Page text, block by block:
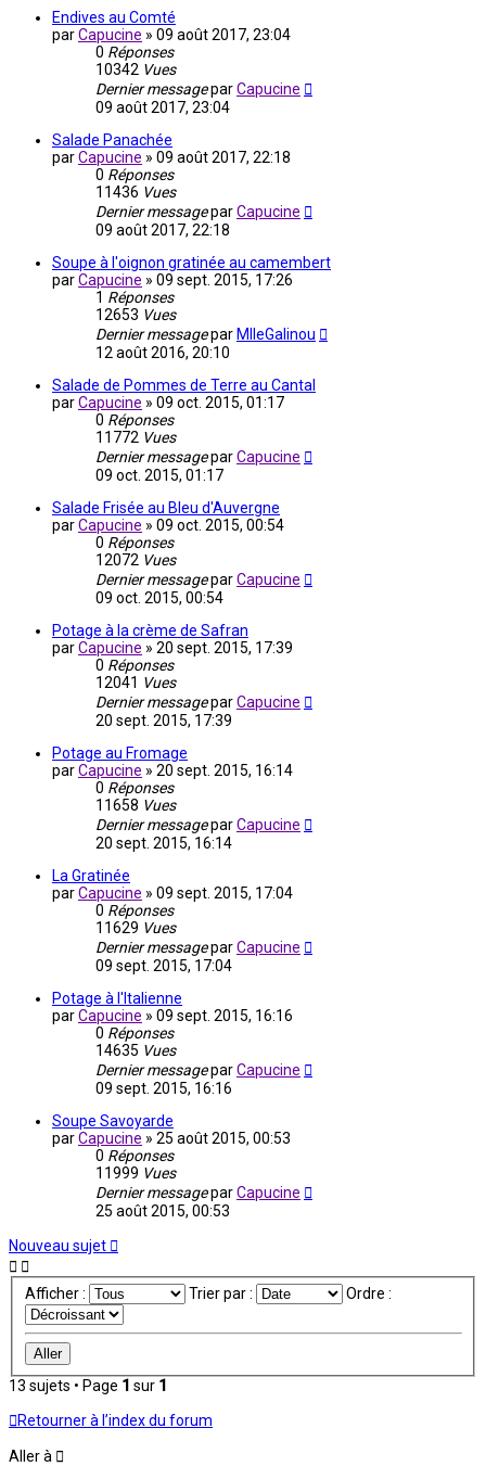
Endives au Comté
parCapucine » 09 août 2017, 23:04
0 Réponses
10342 Vues
Dernier messageparCapucine
09 août 2017, 23:04
Salade Panachée
parCapucine » 09 août 2017, 22:18
0 Réponses
11436 Vues
Dernier messageparCapucine
09 août 2017, 22:18
Soupe à l'oignon gratinée au camembert
parCapucine » 09 sept. 2015, 17:26
1 Réponses
12653 Vues
Dernier messagepar MlleGalinou
12 août 2016, 20:10
Salade de Pommes de Terre au Cantal
parCapucine » 09 oct. 2015, 01:17
0 Réponses
11772 Vues
Dernier messageparCapucine
09 oct. 2015, 01:17
Salade Frisée au Bleu d'Auvergne
parCapucine » 09 oct. 2015, 00:54
0 Réponses
12072 Vues
Dernier messageparCapucine
09 oct. 2015, 00:54
Potage à la crème de Safran
parCapucine » 20 sept. 2015, 17:39
0 Réponses
12041 Vues
Dernier messageparCapucine
20 sept. 2015, 17:39
Potage au Fromage
parCapucine » 20 sept. 2015, 16:14
0 Réponses
11658 Vues
Dernier messageparCapucine
20 sept. 2015, 16:14
La Gratinée
parCapucine » 09 sept. 2015, 17:04
0 Réponses
11629 Vues
Dernier messageparCapucine
09 sept. 2015, 17:04
Potage à l'Italienne
parCapucine » 09 sept. 2015, 16:16
0 Réponses
14635 Vues
Dernier messageparCapucine
09 sept. 2015, 16:16
Soupe Savoyarde
parCapucine » 25 août 2015, 00:53
0 Réponses
11999 Vues
Dernier messageparCapucine
25 août 2015, 00:53
Nouveau sujet
Afficher : Trier par : Ordre :
13 sujets • Page 1 sur 1
Retourner à l’index du forum
Aller à